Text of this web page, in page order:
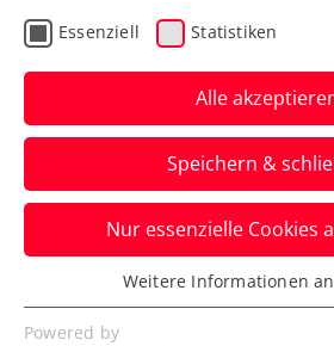
ITF Antalya:
erobert in 47
nächsten
Doppeltitel
Der aktuelle
schlägt in der Türkei mit
Jan Hrazdil zu.
Essenziell Statistiken
Alle
Speichern &
Nur essenzielle Cookies
Essenziell
Essenzielle Cookies werden für
Weitere Informationen
Powered by